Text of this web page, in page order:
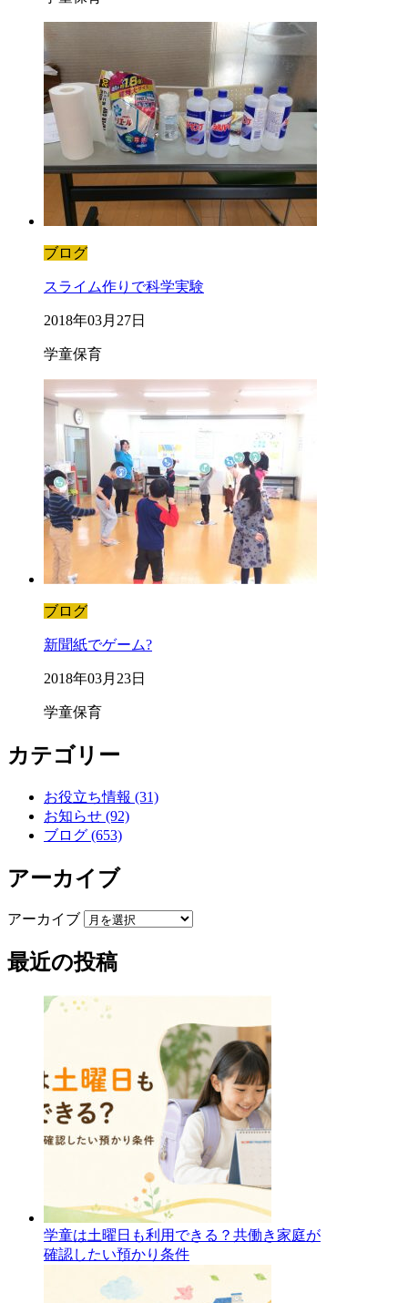
ブログ
スライム作りで科学実験
2018年03月27日
学童保育
ブログ
新聞紙でゲーム?
2018年03月23日
学童保育
カテゴリー
お役立ち情報 (31)
お知らせ (92)
ブログ (653)
アーカイブ
アーカイブ
最近の投稿
学童は土曜日も利用できる？共働き家庭が
確認したい預かり条件